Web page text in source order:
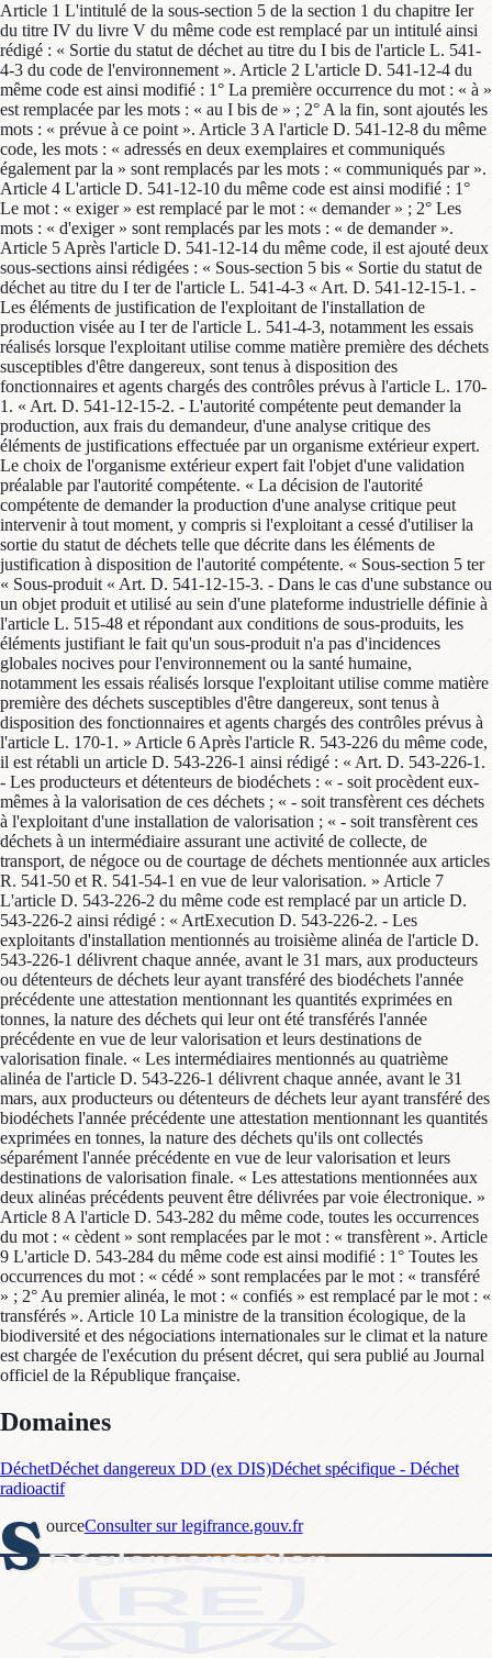
Article 1 L'intitulé de la sous-section 5 de la section 1 du chapitre Ier
du titre IV du livre V du même code est remplacé par un intitulé ainsi
rédigé : « Sortie du statut de déchet au titre du I bis de l'article L. 541-
4-3 du code de l'environnement ». Article 2 L'article D. 541-12-4 du
même code est ainsi modifié : 1° La première occurrence du mot : « à »
est remplacée par les mots : « au I bis de » ; 2° A la fin, sont ajoutés les
mots : « prévue à ce point ». Article 3 A l'article D. 541-12-8 du même
code, les mots : « adressés en deux exemplaires et communiqués
également par la » sont remplacés par les mots : « communiqués par ».
Article 4 L'article D. 541-12-10 du même code est ainsi modifié : 1°
Le mot : « exiger » est remplacé par le mot : « demander » ; 2° Les
mots : « d'exiger » sont remplacés par les mots : « de demander ».
Article 5 Après l'article D. 541-12-14 du même code, il est ajouté deux
sous-sections ainsi rédigées : « Sous-section 5 bis « Sortie du statut de
déchet au titre du I ter de l'article L. 541-4-3 « Art. D. 541-12-15-1. -
Les éléments de justification de l'exploitant de l'installation de
production visée au I ter de l'article L. 541-4-3, notamment les essais
réalisés lorsque l'exploitant utilise comme matière première des déchets
susceptibles d'être dangereux, sont tenus à disposition des
fonctionnaires et agents chargés des contrôles prévus à l'article L. 170-
1. « Art. D. 541-12-15-2. - L'autorité compétente peut demander la
production, aux frais du demandeur, d'une analyse critique des
éléments de justifications effectuée par un organisme extérieur expert.
Le choix de l'organisme extérieur expert fait l'objet d'une validation
préalable par l'autorité compétente. « La décision de l'autorité
compétente de demander la production d'une analyse critique peut
intervenir à tout moment, y compris si l'exploitant a cessé d'utiliser la
sortie du statut de déchets telle que décrite dans les éléments de
justification à disposition de l'autorité compétente. « Sous-section 5 ter
« Sous-produit « Art. D. 541-12-15-3. - Dans le cas d'une substance ou
un objet produit et utilisé au sein d'une plateforme industrielle définie à
l'article L. 515-48 et répondant aux conditions de sous-produits, les
éléments justifiant le fait qu'un sous-produit n'a pas d'incidences
globales nocives pour l'environnement ou la santé humaine,
notamment les essais réalisés lorsque l'exploitant utilise comme matière
première des déchets susceptibles d'être dangereux, sont tenus à
disposition des fonctionnaires et agents chargés des contrôles prévus à
l'article L. 170-1. » Article 6 Après l'article R. 543-226 du même code,
il est rétabli un article D. 543-226-1 ainsi rédigé : « Art. D. 543-226-1.
- Les producteurs et détenteurs de biodéchets : « - soit procèdent eux-
mêmes à la valorisation de ces déchets ; « - soit transfèrent ces déchets
à l'exploitant d'une installation de valorisation ; « - soit transfèrent ces
déchets à un intermédiaire assurant une activité de collecte, de
transport, de négoce ou de courtage de déchets mentionnée aux articles
R. 541-50 et R. 541-54-1 en vue de leur valorisation. » Article 7
L'article D. 543-226-2 du même code est remplacé par un article D.
543-226-2 ainsi rédigé : « ArtExecution D. 543-226-2. - Les
exploitants d'installation mentionnés au troisième alinéa de l'article D.
543-226-1 délivrent chaque année, avant le 31 mars, aux producteurs
ou détenteurs de déchets leur ayant transféré des biodéchets l'année
précédente une attestation mentionnant les quantités exprimées en
tonnes, la nature des déchets qui leur ont été transférés l'année
précédente en vue de leur valorisation et leurs destinations de
valorisation finale. « Les intermédiaires mentionnés au quatrième
alinéa de l'article D. 543-226-1 délivrent chaque année, avant le 31
mars, aux producteurs ou détenteurs de déchets leur ayant transféré des
biodéchets l'année précédente une attestation mentionnant les quantités
exprimées en tonnes, la nature des déchets qu'ils ont collectés
séparément l'année précédente en vue de leur valorisation et leurs
destinations de valorisation finale. « Les attestations mentionnées aux
deux alinéas précédents peuvent être délivrées par voie électronique. »
Article 8 A l'article D. 543-282 du même code, toutes les occurrences
du mot : « cèdent » sont remplacées par le mot : « transfèrent ». Article
9 L'article D. 543-284 du même code est ainsi modifié : 1° Toutes les
occurrences du mot : « cédé » sont remplacées par le mot : « transféré
» ; 2° Au premier alinéa, le mot : « confiés » est remplacé par le mot : «
transférés ». Article 10 La ministre de la transition écologique, de la
biodiversité et des négociations internationales sur le climat et la nature
est chargée de l'exécution du présent décret, qui sera publié au Journal
officiel de la République française.
Domaines
DéchetDéchet dangereux DD (ex DIS)Déchet spécifique - Déchet
radioactif
S ourceConsulter sur legifrance.gouv.fr